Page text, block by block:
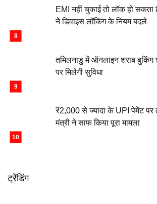
EMI नहीं चुकाई तो लॉक हो सकता
ने डिवाइस लॉकिंग के नियम बदले
तमिलनाडु में ऑनलाइन शराब
पर मिलेगी सुविधा
₹2,000 से ज्यादा के UPI पेमेंट पर
मंत्री ने साफ किया पूरा मामला
ट्रेंडिंग